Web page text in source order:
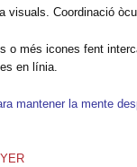
visuals. Coordinació
o més icones fent
en línia.
mantener la mente